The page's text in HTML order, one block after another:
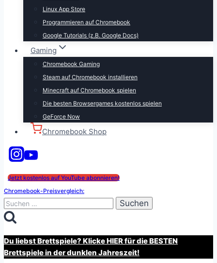
Linux App Store
Programmieren auf Chromebook
Google Tutorials (z.B. Google Docs)
Gaming
Chromebook Gaming
Steam auf Chromebook installieren
Minecraft auf Chromebook spielen
Die besten Browsergames kostenlos spielen
GeForce Now
Chromebook Shop
Jetzt kostenlos auf YouTube abonnieren!
Chromebook-Preisvergleich:
Suchen
nach:
Du liebst Brettspiele? Klicke HIER für die BESTEN
Brettspiele in der dunklen Jahreszeit!